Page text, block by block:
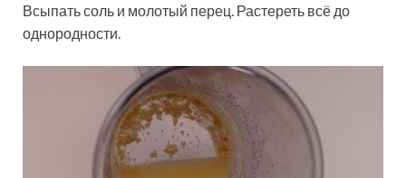
Всыпать соль и молотый перец. Растереть всё до
однородности.